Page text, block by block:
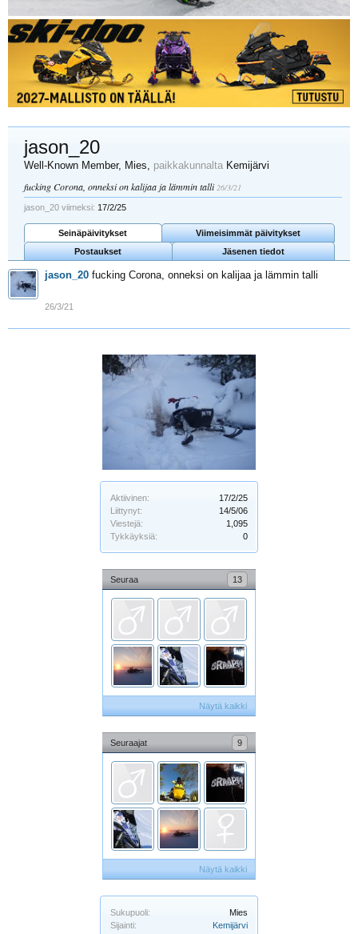
Aktiivinen:
17/2/25
Liittynyt:
14/5/06
Viestejä:
1,095
Tykkäyksiä:
0
Seuraa 13
Näytä kaikki
Seuraajat 9
Näytä kaikki
Sukupuoli:
Mies
Sijainti:
Kemijärvi
jason_20
Well-Known Member, Mies, paikkakunnalta Kemijärvi
fucking Corona, onneksi on kalijaa ja lämmin talli 26/3/21
jason_20 viimeksi: 17/2/25
Seinäpäivitykset
Viimeisimmät päivitykset
Postaukset
Jäsenen tiedot
jason_20 fucking Corona, onneksi on kalijaa ja lämmin talli
26/3/21